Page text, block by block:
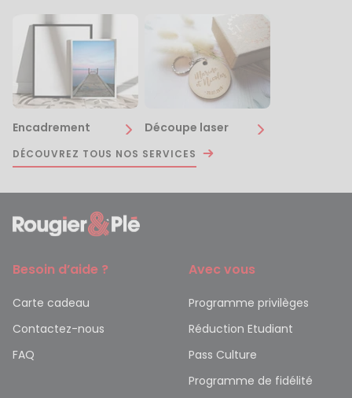
Encadrement Découpe laser
DÉCOUVREZ TOUS NOS SERVICES
Besoin d’aide ?
Carte cadeau
Contactez-nous
FAQ
Avec vous
Programme privilèges
Réduction Etudiant
Pass Culture
Programme de fidélité